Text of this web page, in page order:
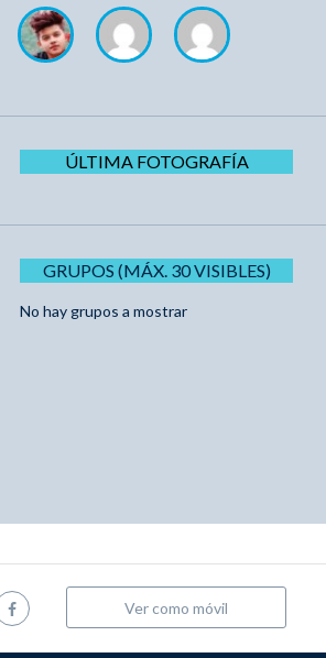
ÚLTIMA FOTOGRAFÍA
GRUPOS (MÁX. 30 VISIBLES)
No hay grupos a mostrar